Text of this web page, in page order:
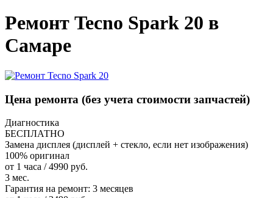
Ремонт Tecno Spark 20 в
Самаре
Цена ремонта (без учета стоимости запчастей)
Диагностика
БЕСПЛАТНО
Замена дисплея (дисплей + стекло, если нет изображения)
100% оригинал
от 1 часа / 4990 руб.
3 мес.
Гарантия на ремонт: 3 месяцев